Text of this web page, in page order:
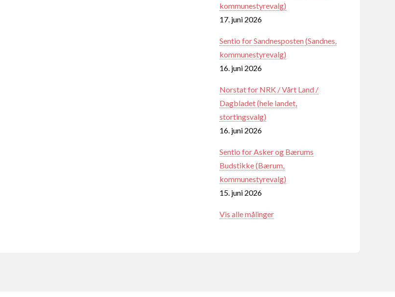
kommunestyrevalg)
17. juni 2026
Sentio for Sandnesposten (Sandnes,
kommunestyrevalg)
16. juni 2026
Norstat for NRK / Vårt Land /
Dagbladet (hele landet,
stortingsvalg)
16. juni 2026
Sentio for Asker og Bærums
Budstikke (Bærum,
kommunestyrevalg)
15. juni 2026
Vis alle målinger